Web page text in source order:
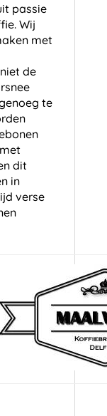
passie
Wij
met
de
te
dit
in
verse